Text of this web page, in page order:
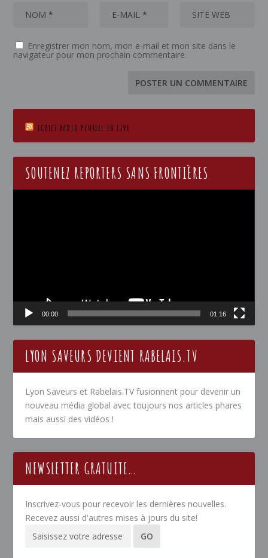
Enregistrer mon nom, mon e-mail et mon site dans le
navigateur pour mon prochain commentaire.
ECOTEZ RADIO PLURIEL EN LIVE
SOUTENEZ REPORTERS SANS FRONTIÈRES
00:00 01:16
LYON SAVEURS DEVIENT RABELAIS.TV
Lyon Saveurs et Rabelais.TV fusionnent pour devenir un
nouveau média global avec toujours nos articles phares
mais aussi des vidéos !
NEWSLETTER GRATUITE…
Inscrivez-vous pour recevoir les dernières nouvelles.
Recevez aussi d'autres mises à jours du site!